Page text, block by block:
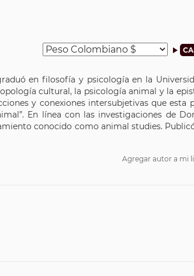
en filosofía y psicología en la
cultural, la psicología animal y la
y conexiones intersubjetivas que esta
En línea con las investigaciones de
conocido como animal studies.
Agregar autor a mi